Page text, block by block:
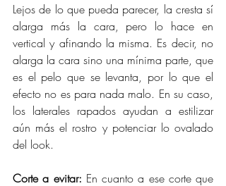
Lejos de lo que pueda parecer, la cresta sí
alarga más la cara, pero lo hace en
vertical y afinando la misma. Es decir, no
alarga la cara sino una mínima parte, que
es el pelo que se levanta, por lo que el
efecto no es para nada malo. En su caso,
los laterales rapados ayudan a estilizar
aún más el rostro y potenciar lo ovalado
del look.
Corte a evitar: En cuanto a ese corte que